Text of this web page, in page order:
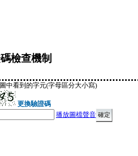
檢查機制
中看到的字元(字母區分大小寫)
更換驗證碼
播放圖檔聲音